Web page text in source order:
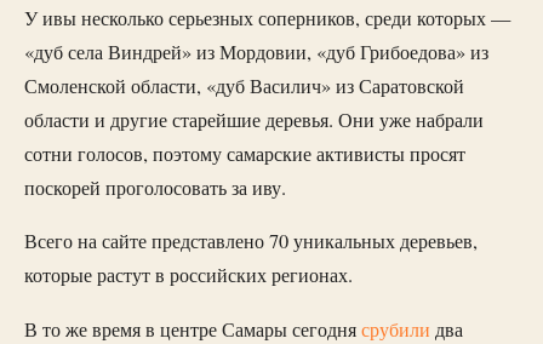
У ивы несколько серьезных соперников, среди которых —
«дуб села Виндрей» из Мордовии, «дуб Грибоедова» из
Смоленской области, «дуб Василич» из Саратовской
области и другие старейшие деревья. Они уже набрали
сотни голосов, поэтому самарские активисты просят
поскорей проголосовать за иву.
Всего на сайте представлено 70 уникальных деревьев,
которые растут в российских регионах.
В то же время в центре Самары сегоднясрубили два